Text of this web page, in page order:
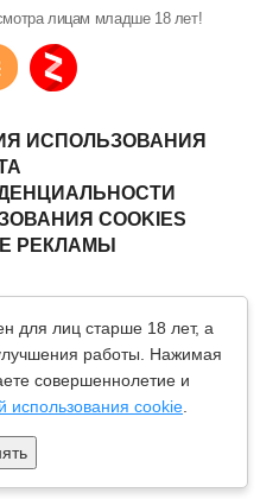
для лиц старше 18 лет, а
работы. Нажимая
совершеннолетие и
использования cookie
лицам младше 18 лет!
ИСПОЛЬЗОВАНИЯ
COOKIES
РЕКЛАМЫ
объектами авторского
копирование,
копирования на другие
любое иное использование